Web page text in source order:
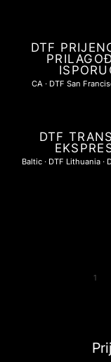
DTF
CA · DTF San
DTF
Baltic · DTF Lithuania ·
1